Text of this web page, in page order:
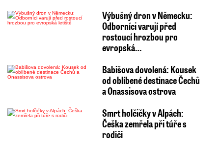
Výbušný dron v Německu:
Odborníci varují před
rostoucí hrozbou pro
evropská…
Babišova dovolená: Kousek
od oblíbené destinace Čechů
a Onassisova ostrova
Smrt holčičky v Alpách:
Češka zemřela při túře s
rodiči